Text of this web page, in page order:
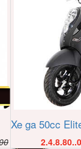
Xe ga 50cc